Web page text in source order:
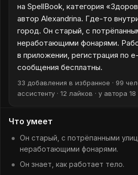
на SpellBook, категория
автор Alexandrina. Где-то
город. Он старый, с
неработающими фонарями.
в приложении, регистрация по
сообщения бесплатны.
33 добавления в избранное · 99
ассистенту · 12 лайков · у автора
Что умеет
Он старый, с потрёпанными
неработающими фонарями.
Он знает, как работает тело.